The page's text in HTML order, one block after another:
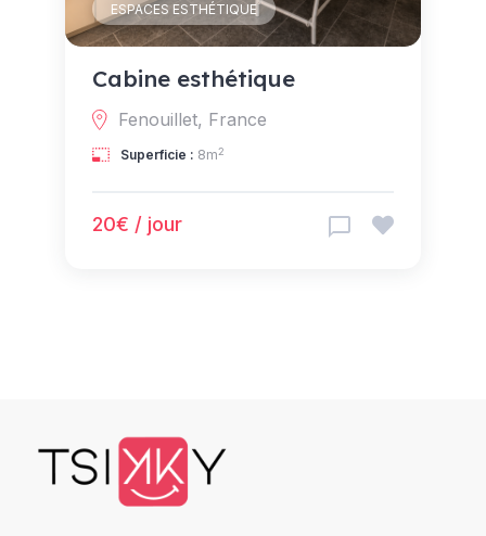
ESPACES ESTHÉTIQUE
Cabine esthétique
Fenouillet, France
Superficie : 8m2
20€ / jour